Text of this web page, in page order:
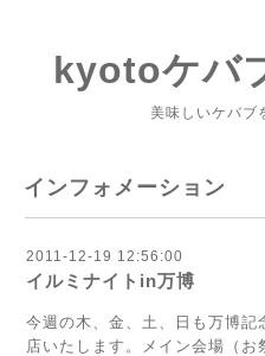
kyotoケバ
美味しいケバブ
インフォメーション
2011-12-19 12:56:00
イルミナイトin万博
今週の木、金、土、日も万博記
店いたします。メイン会場（